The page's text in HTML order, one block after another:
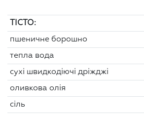
ТІСТО:
пшеничне борошно
тепла вода
сухі швидкодіючі дріжджі
оливкова олія
сіль